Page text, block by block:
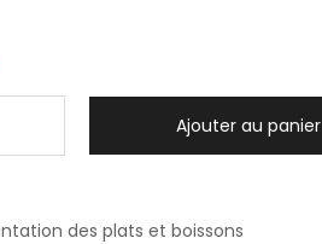
Ajouter au panier
des plats et boissons